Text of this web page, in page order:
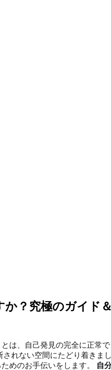
？究極のガイド
は、自己発見の完全に正常
れない空間にたどり着きま
めのお手伝いをします。
自